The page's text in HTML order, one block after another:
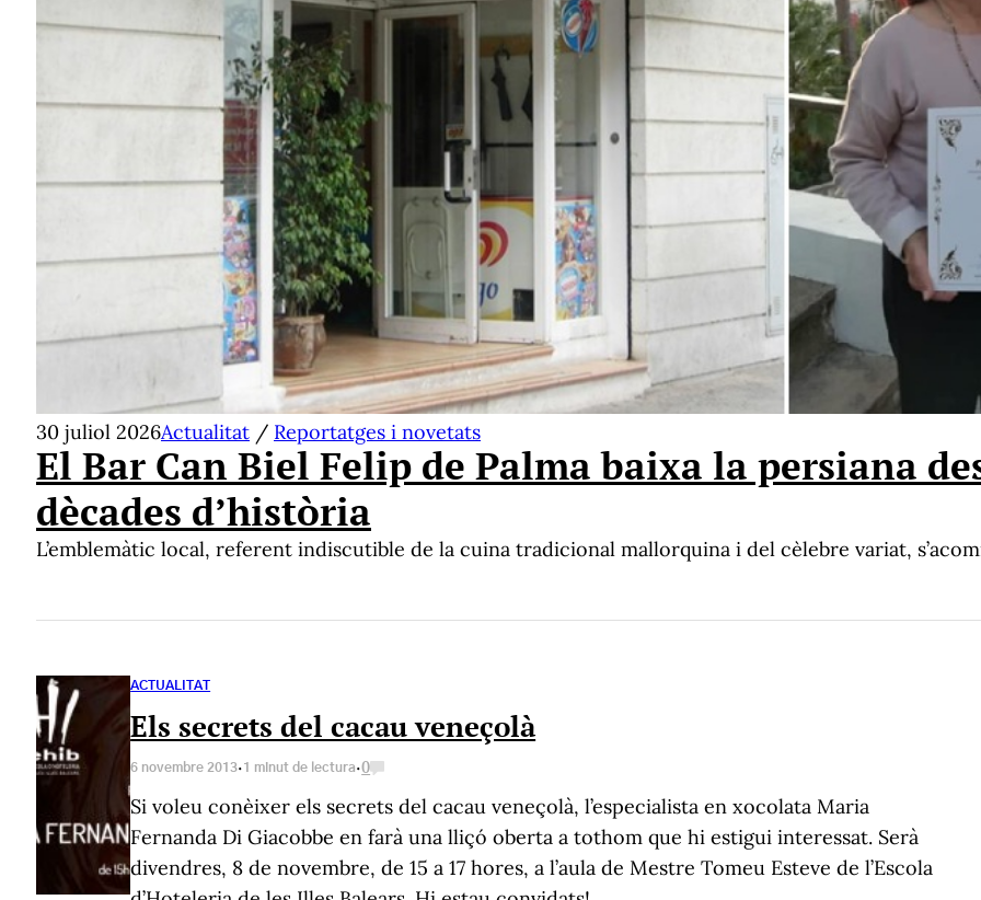
30 juliol 2026Actualitat / Reportatges i novetats
El Bar Can Biel Felip de Palma baixa la persiana
dècades d’història
L’emblemàtic local, referent indiscutible de la cuina tradicional mallorquina i del cèlebre variat,
ACTUALITAT
Els secrets del cacau veneçolà
6 novembre 2013·1 minut de lectura·0
Si voleu conèixer els secrets del cacau veneçolà, l’especialista en xocolata Maria
Fernanda Di Giacobbe en farà una lliçó oberta a tothom que hi estigui interessat. Serà
divendres, 8 de novembre, de 15 a 17 hores, a l’aula de Mestre Tomeu Esteve de l’Escola